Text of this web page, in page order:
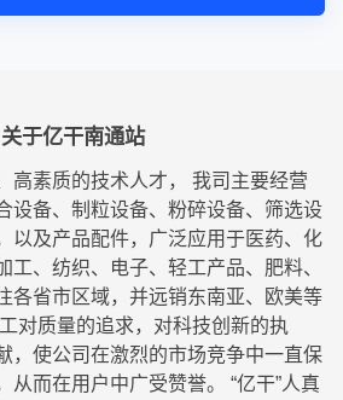
关于亿干南通站
高素质的技术人才， 我司主要经营
设备、制粒设备、粉碎设备、筛选设
以及产品配件，广泛应用于医药、化
工、纺织、电子、轻工产品、肥料、
各省市区域，并远销东南亚、欧美等
对质量的追求，对科技创新的执
，使公司在激烈的市场竞争中一直保
从而在用户中广受赞誉。 “亿干”人真